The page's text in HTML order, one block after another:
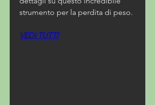
strumento per la perdita di peso.
VEDI TUTTI